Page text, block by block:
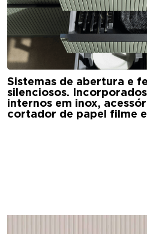
Sistemas de abertura e
silenciosos.
internos em inox,
cortador de papel filme